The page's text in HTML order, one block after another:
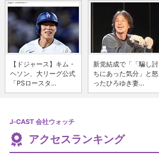
【ドジャース】キム・
ヘソン、大リーグ公式
「PSロースタ...
新党結成で「「騙し討
ちにあった気分」と怒
ったひろゆき妻...
J-CAST 会社ウォッチ
アクセスランキング